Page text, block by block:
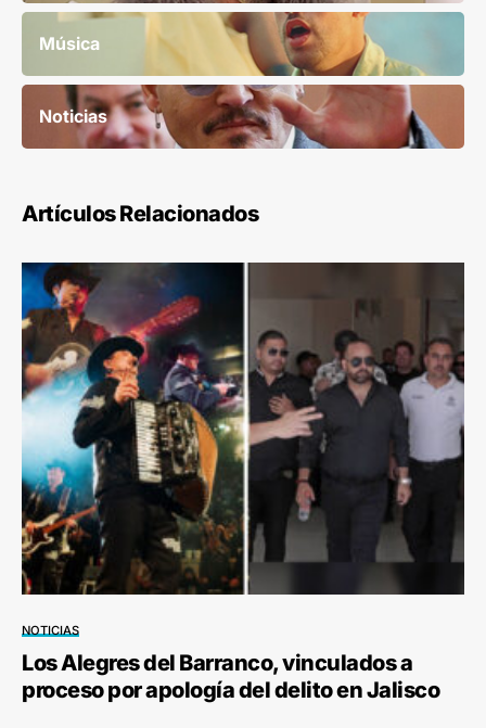
Música
Noticias
Artículos Relacionados
NOTICIAS
Los Alegres del Barranco, vinculados a
proceso por apología del delito en Jalisco